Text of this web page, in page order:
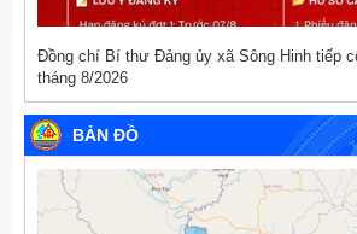
Đồng chí Bí thư Đảng ủy xã Sông Hinh tiếp
tháng 8/2026
BẢN ĐỒ